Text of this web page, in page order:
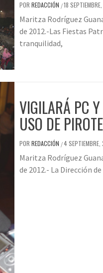
POR REDACCIÓN /18
Maritza Rodríguez
de 2012.-Las Fiestas
tranquilidad,
VIGILARÁ PC
USO DE
POR REDACCIÓN /4 SEPTIEMBRE,
Maritza Rodríguez
de 2012.- La Dirección